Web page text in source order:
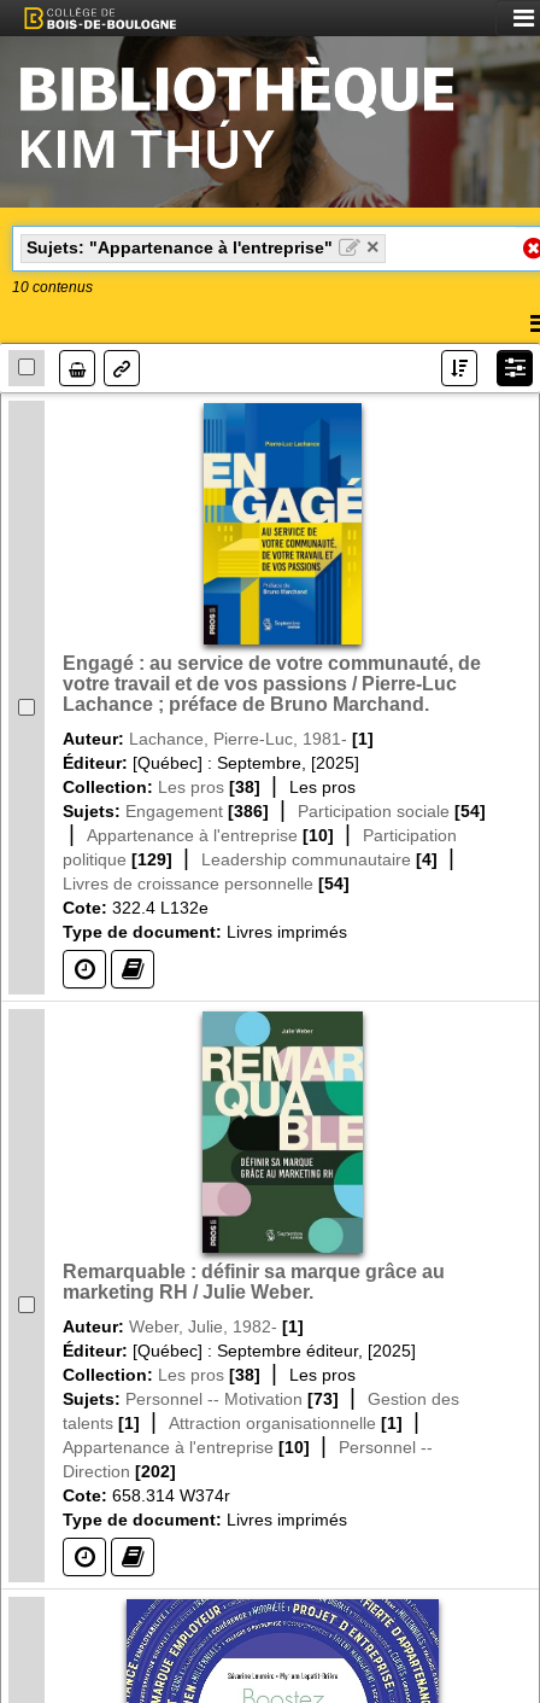
le
Sujets: "Appartenance à l'entreprise" ×
10 contenus
Lien
Engagé : au service de votre communauté, de
votre travail et de vos passions / Pierre-Luc
Lachance ; préface de Bruno Marchand.
Auteur: Lachance, Pierre-Luc, 1981- [1]
Éditeur: [Québec] : Septembre, [2025]
Collection: Les pros [38] |
Les pros
Sujets: Engagement [386] | Participation sociale [54]
| Appartenance à l'entreprise [10] |
Participation
politique [129] | Leadership communautaire [4] |
Livres de croissance personnelle [54]
Cote: 322.4 L132e
Type de document: Livres imprimés
(?) (?)
Remarquable : définir sa marque grâce au
marketing RH / Julie Weber.
Auteur: Weber, Julie, 1982- [1]
Éditeur: [Québec] : Septembre éditeur, [2025]
Collection: Les pros [38] |
Les pros
Sujets: Personnel -- Motivation [73] |
Gestion des
talents [1] | Attraction organisationnelle [1] |
Appartenance à l'entreprise [10] |
Personnel --
Direction [202]
Cote: 658.314 W374r
Type de document: Livres imprimés
(?) (?)